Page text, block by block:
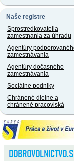
Naše registre
Sprostredkovatelia
zamestnania za úhradu
Agentúry
zamestnávania
Agentúry dočasného
zamestnávania
Sociálne podniky
Chránené dielne a
chránené pracoviská